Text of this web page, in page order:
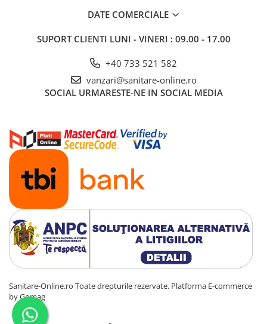
DATE COMERCIALE
SUPORT CLIENTI LUNI - VINERI : 09.00 - 17.00
+40 733 521 582
vanzari@sanitare-online.ro
SOCIAL URMARESTE-NE IN SOCIAL MEDIA
Sanitare-Online.ro Toate drepturile rezervate. Platforma E-commerce
by Gomag